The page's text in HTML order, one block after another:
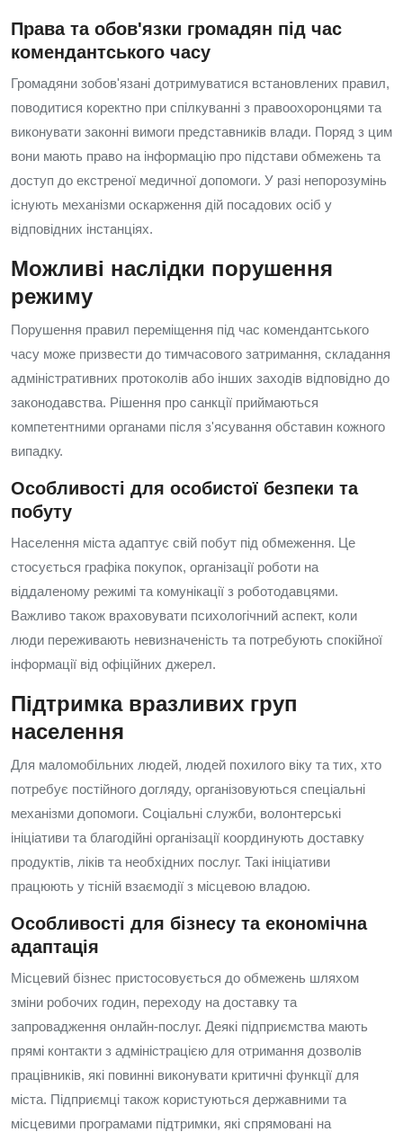
Права та обов'язки громадян під час
комендантського часу
Громадяни зобов'язані дотримуватися встановлених правил,
поводитися коректно при спілкуванні з правоохоронцями та
виконувати законні вимоги представників влади. Поряд з цим
вони мають право на інформацію про підстави обмежень та
доступ до екстреної медичної допомоги. У разі непорозумінь
існують механізми оскарження дій посадових осіб у
відповідних інстанціях.
Можливі наслідки порушення
режиму
Порушення правил переміщення під час комендантського
часу може призвести до тимчасового затримання, складання
адміністративних протоколів або інших заходів відповідно до
законодавства. Рішення про санкції приймаються
компетентними органами після з'ясування обставин кожного
випадку.
Особливості для особистої безпеки та
побуту
Населення міста адаптує свій побут під обмеження. Це
стосується графіка покупок, організації роботи на
віддаленому режимі та комунікації з роботодавцями.
Важливо також враховувати психологічний аспект, коли
люди переживають невизначеність та потребують спокійної
інформації від офіційних джерел.
Підтримка вразливих груп
населення
Для маломобільних людей, людей похилого віку та тих, хто
потребує постійного догляду, організовуються спеціальні
механізми допомоги. Соціальні служби, волонтерські
ініціативи та благодійні організації координують доставку
продуктів, ліків та необхідних послуг. Такі ініціативи
працюють у тісній взаємодії з місцевою владою.
Особливості для бізнесу та економічна
адаптація
Місцевий бізнес пристосовується до обмежень шляхом
зміни робочих годин, переходу на доставку та
запровадження онлайн-послуг. Деякі підприємства мають
прямі контакти з адміністрацією для отримання дозволів
працівників, які повинні виконувати критичні функції для
міста. Підприємці також користуються державними та
місцевими програмами підтримки, які спрямовані на